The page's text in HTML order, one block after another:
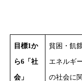
目標1か
ら6「社
会」
貧困・飢
エネルギ
の社会に